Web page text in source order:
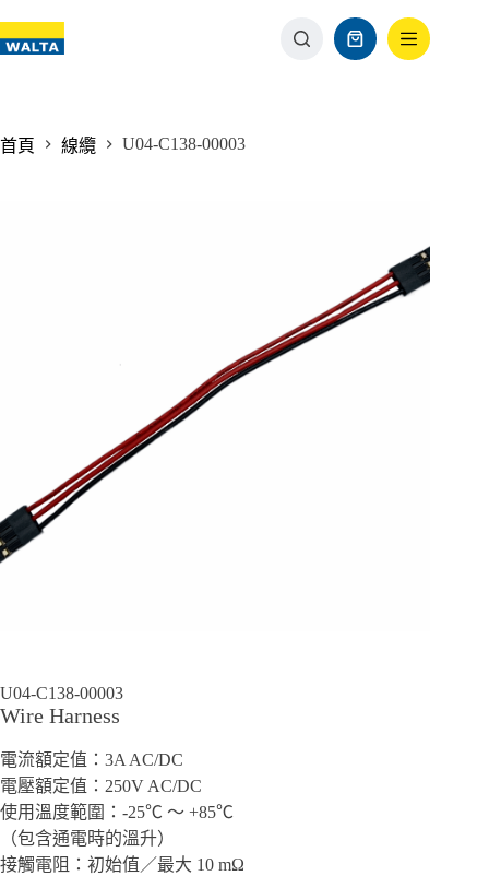
首頁 線纜 U04-C138-00003
U04-C138-00003
Wire Harness
電流額定值：3A AC/DC
電壓額定值：250V AC/DC
使用溫度範圍：-25℃ ～ +85℃
（包含通電時的溫升）
接觸電阻：初始值／最大 10 mΩ